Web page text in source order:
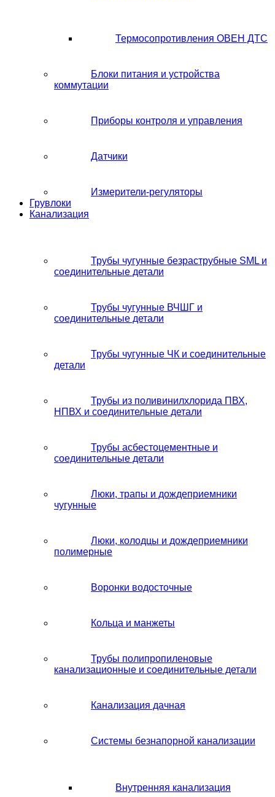
Термосопротивления ОВЕН ДТС
Блоки питания и устройства
коммутации
Приборы контроля и управления
Датчики
Измерители-регуляторы
Грувлоки
Канализация
Трубы чугунные безраструбные SML и
соединительные детали
Трубы чугунные ВЧШГ и
соединительные детали
Трубы чугунные ЧК и соединительные
детали
Трубы из поливинилхлорида ПВХ,
НПВХ и соединительные детали
Трубы асбестоцементные и
соединительные детали
Люки, трапы и дождеприемники
чугунные
Люки, колодцы и дождеприемники
полимерные
Воронки водосточные
Кольца и манжеты
Трубы полипропиленовые
канализационные и соединительные детали
Канализация дачная
Системы безнапорной канализации
Внутренняя канализация